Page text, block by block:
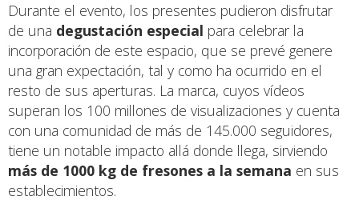
Durante el evento, los presentes pudieron disfrutar
de una degustación especial para celebrar la
incorporación de este espacio, que se prevé genere
una gran expectación, tal y como ha ocurrido en el
resto de sus aperturas. La marca, cuyos vídeos
superan los 100 millones de visualizaciones y cuenta
con una comunidad de más de 145.000 seguidores,
tiene un notable impacto allá donde llega, sirviendo
más de 1000 kg de fresones a la semana en sus
establecimientos.